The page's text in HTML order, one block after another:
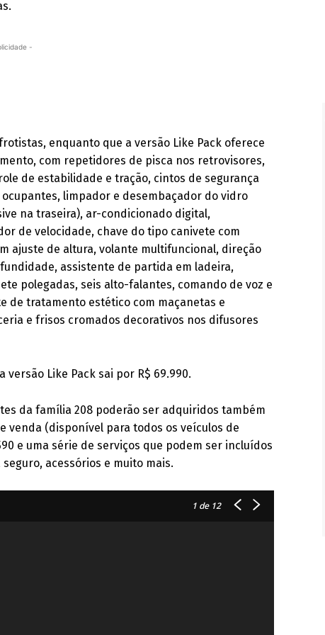
-
enquanto que a versão Like Pack oferece
com repetidores de pisca nos retrovisores,
de estabilidade e tração, cintos de segurança
limpador e desembaçador do vidro
na traseira), ar-condicionado digital,
de velocidade, chave do tipo canivete com
ajuste de altura, volante multifuncional, direção
assistente de partida em ladeira,
polegadas, seis alto-falantes, comando de voz e
de tratamento estético com maçanetas e
e frisos cromados decorativos nos difusores
versão Like Pack sai por R$ 69.990.
da família 208 poderão ser adquiridos também
venda (disponível para todos os veículos de
e uma série de serviços que podem ser incluídos
acessórios e muito mais.
1 de 12